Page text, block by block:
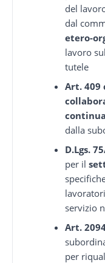
del
dal
etero-
lavoro
tutele
Art. 409
dalla
D.Lgs.
per il
servizio
Art.
per